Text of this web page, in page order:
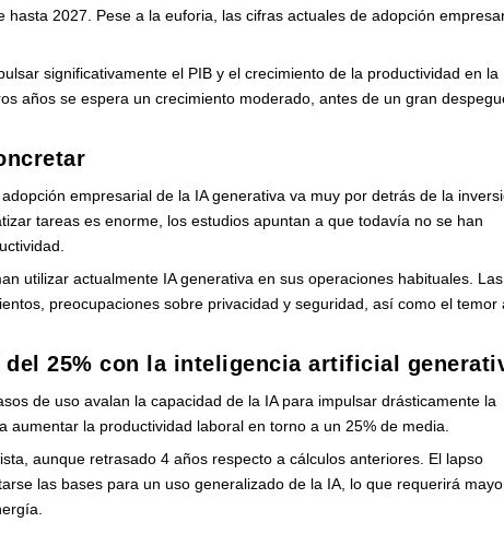
2027. Pese a la euforia, las cifras actuales de adopción
significativamente el PIB y el crecimiento de la productividad en la
años se espera un crecimiento moderado, antes de un gran
empresarial de la IA generativa va muy por detrás de la
tareas es enorme, los estudios apuntan a que todavía no se han
utilizar actualmente IA generativa en sus operaciones habituales. Las
preocupaciones sobre privacidad y seguridad, así como el temor
25% con la inteligencia artificial
de uso avalan la capacidad de la IA para impulsar drásticamente la
la productividad laboral en torno a un 25% de media.
aunque retrasado 4 años respecto a cálculos anteriores. El lapso
las bases para un uso generalizado de la IA, lo que requerirá